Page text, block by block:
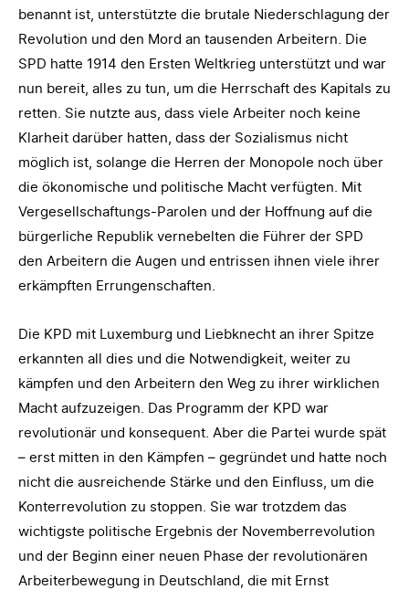
benannt ist, unterstützte die brutale Niederschlagung der
Revolution und den Mord an tausenden Arbeitern. Die
SPD hatte 1914 den Ersten Weltkrieg unterstützt und war
nun bereit, alles zu tun, um die Herrschaft des Kapitals zu
retten. Sie nutzte aus, dass viele Arbeiter noch keine
Klarheit darüber hatten, dass der Sozialismus nicht
möglich ist, solange die Herren der Monopole noch über
die ökonomische und politische Macht verfügten. Mit
Vergesellschaftungs-Parolen und der Hoffnung auf die
bürgerliche Republik vernebelten die Führer der SPD
den Arbeitern die Augen und entrissen ihnen viele ihrer
erkämpften Errungenschaften.
Die KPD mit Luxemburg und Liebknecht an ihrer Spitze
erkannten all dies und die Notwendigkeit, weiter zu
kämpfen und den Arbeitern den Weg zu ihrer wirklichen
Macht aufzuzeigen. Das Programm der KPD war
revolutionär und konsequent. Aber die Partei wurde spät
– erst mitten in den Kämpfen – gegründet und hatte noch
nicht die ausreichende Stärke und den Einfluss, um die
Konterrevolution zu stoppen. Sie war trotzdem das
wichtigste politische Ergebnis der Novemberrevolution
und der Beginn einer neuen Phase der revolutionären
Arbeiterbewegung in Deutschland, die mit Ernst